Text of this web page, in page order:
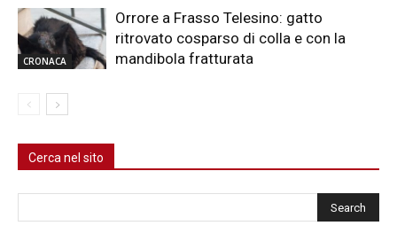
CRONACA
Orrore a Frasso Telesino: gatto
ritrovato cosparso di colla e con la
mandibola fratturata
Cerca nel sito